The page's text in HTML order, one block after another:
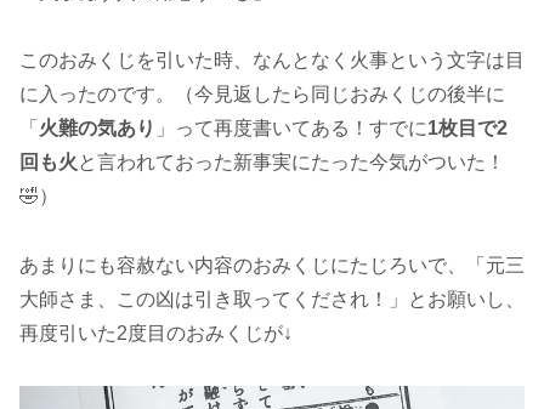
このおみくじを引いた時、なんとなく火事という文字は目
に入ったのです。（今見返したら同じおみくじの後半に
「 火難の気あり 」って再度書いてある！すでに1枚目で2
回も火と言われておった新事実にたった今気がついた！
🤣）
あまりにも容赦ない内容のおみくじにたじろいで、「元三
大師さま、この凶は引き取ってくだされ！」とお願いし、
再度引いた2度目のおみくじが↓